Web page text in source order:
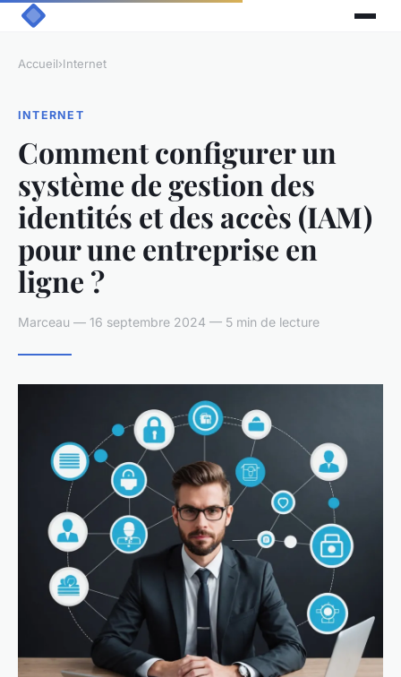
Accueil›Internet
INTERNET
Comment configurer un
système de gestion des
identités et des accès (IAM)
pour une entreprise en
ligne ?
Marceau — 16 septembre 2024 — 5 min de lecture